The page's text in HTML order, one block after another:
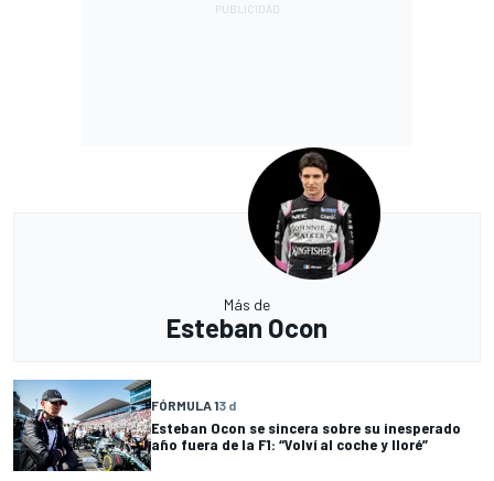
Más de
Esteban Ocon
FÓRMULA 13 d
Esteban Ocon se sincera sobre su inesperado
año fuera de la F1: “Volví al coche y lloré”